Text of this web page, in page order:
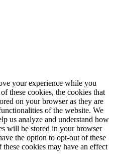
your experience while you
these cookies, the cookies that
on your browser as they are
of the website. We
us analyze and understand how
will be stored in your browser
the option to opt-out of these
cookies may have an effect